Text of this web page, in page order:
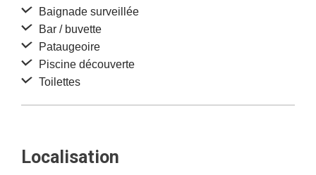
Baignade surveillée
Bar / buvette
Pataugeoire
Piscine découverte
Toilettes
Localisation